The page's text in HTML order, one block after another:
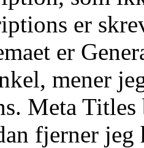
er
er
mener
Meta
fjerner jeg